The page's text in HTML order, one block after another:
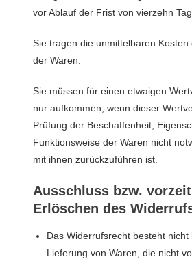
vor Ablauf der Frist von vierzehn
Sie tragen die unmittelbaren Kosten
der Waren.
Sie müssen für einen etwaigen
nur aufkommen, wenn dieser
Prüfung der Beschaffenheit,
Funktionsweise der Waren nicht
mit ihnen zurückzuführen ist.
Ausschluss bzw.
Erlöschen des
Das Widerrufsrecht besteht
Lieferung von Waren, die nicht